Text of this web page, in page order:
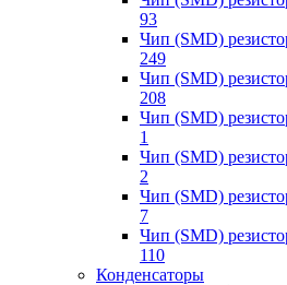
93
Чип (SMD)
249
Чип (SMD)
208
Чип (SMD)
1
Чип (SMD)
2
Чип (SMD)
7
Чип (SMD)
110
Конденсаторы